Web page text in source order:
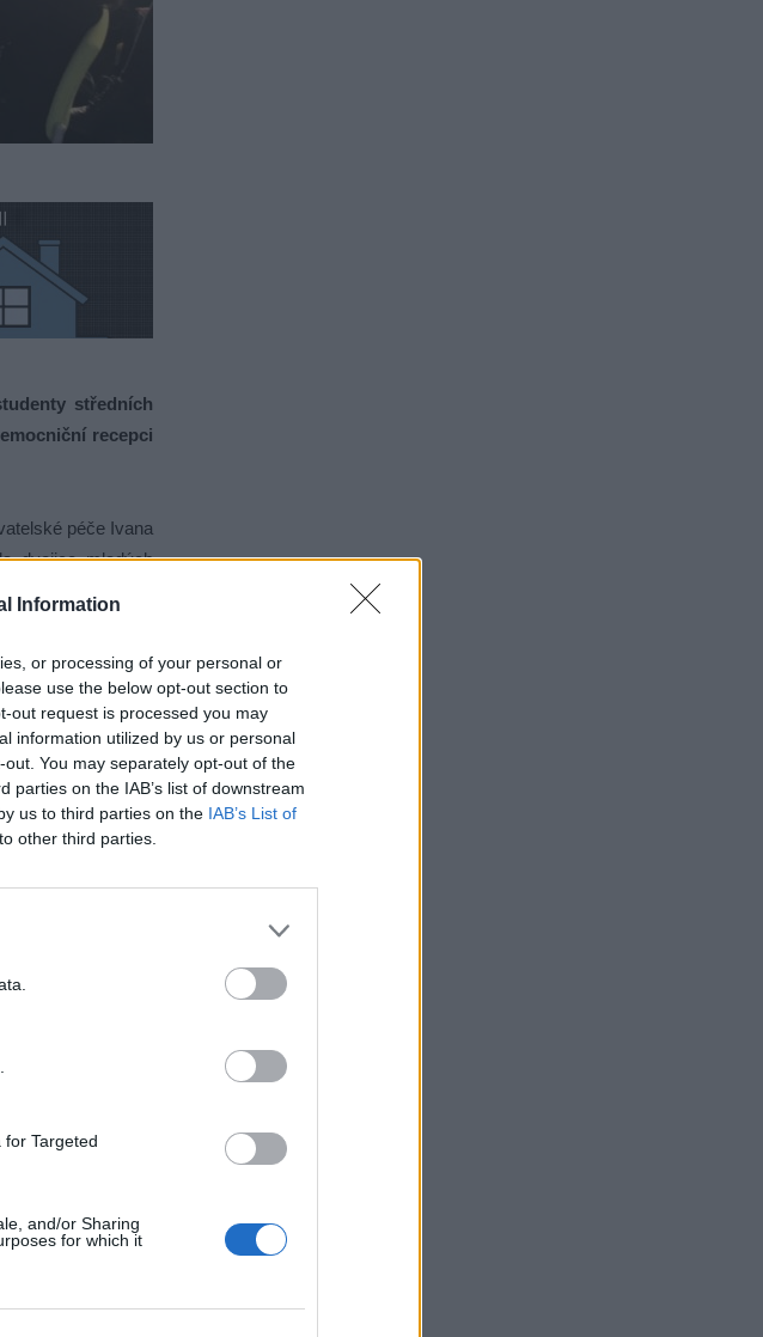
Information
or processing of your personal or
use the below opt-out section to
out request is processed you may
information utilized by us or personal
You may separately opt-out of the
parties on the IAB’s list of downstream
us to third parties on the IAB’s List of
other third parties.
Targeted
and/or Sharing
for which it
středních
recepci
péče Ivana
dvojice mladých
množství dotazů
z fakult si vybrat
konstatoval
sále se
akutního
následujících
obory.
na konkrétním